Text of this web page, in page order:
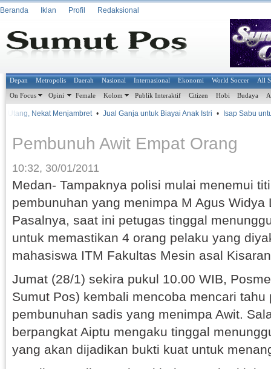
Beranda Iklan Profil Redaksional
Depan Metropolis Daerah Nasional Internasional Ekonomi World Soccer All
On Focus Opini Female Kolom Publik Interaktif Citizen Hobi Budaya
Utang, Nekat Menjambret • Jual Ganja untuk Biayai Anak Istri • Isap Sabu
Pembunuh Awit Empat Orang
10:32, 30/01/2011
Medan- Tampaknya polisi mulai menemui
pembunuhan yang menimpa M Agus Widya
Pasalnya, saat ini petugas tinggal
untuk memastikan 4 orang pelaku yang
mahasiswa ITM Fakultas Mesin asal
Jumat (28/1) sekira pukul 10.00 WIB,
Sumut Pos) kembali mencoba mencari
pembunuhan sadis yang menimpa Awit.
berpangkat Aiptu mengaku tinggal
yang akan dijadikan bukti kuat untuk